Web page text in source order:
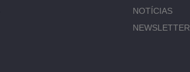
NOTÍCIAS
NEWSLETTER